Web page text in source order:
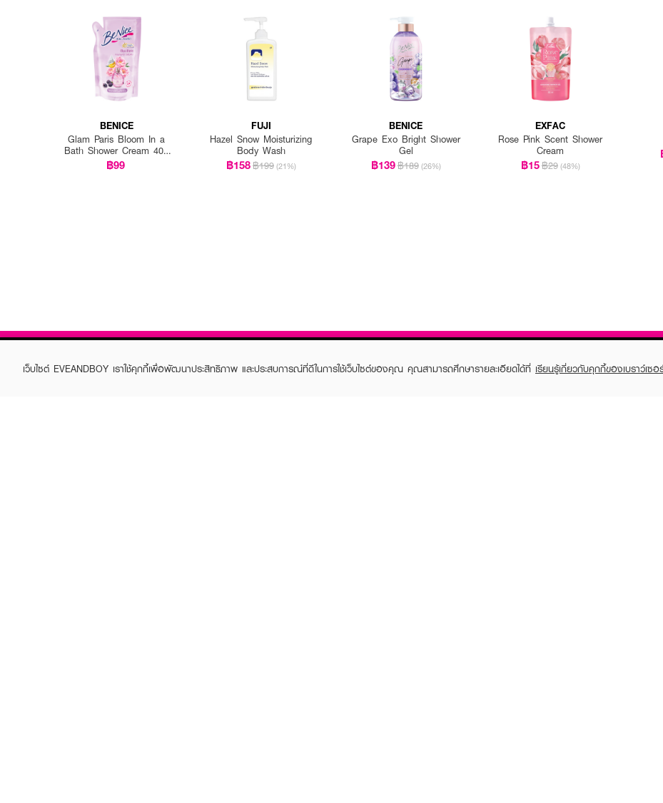
BENICE
Glam Paris Bloom In a
Bath Shower Cream 400
ml pouch
฿99
FUJI
Hazel Snow Moisturizing
Body Wash
฿158฿199 (21%)
BENICE
Grape Exo Bright Shower
Gel
฿139฿189 (26%)
EXFAC
Rose Pink Scent Shower
Cream
฿15฿29 (48%)
เว็บไซต์ EVEANDBOY เราใช้คุกกี้เพื่อพัฒนาประสิทธิภาพ และประสบการณ์ที่ดีในการใช้เว็บไซต์ของคุณ คุณสามารถศึกษารายละเอียดได้ที่ เรียนรู้เกี่ยวกับคุกกี้ของเบราว์เซอ